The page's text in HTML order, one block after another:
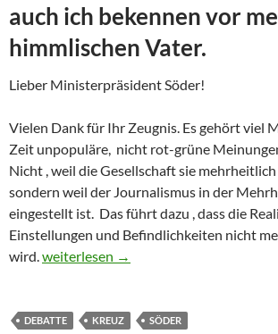
auch ich bekennen vor
himmlischen Vater.
Lieber Ministerpräsident Söder!
Vielen Dank für Ihr Zeugnis. Es gehört viel
Zeit unpopuläre, nicht rot-grüne
Nicht , weil die Gesellschaft sie
sondern weil der Journalismus in der
eingestellt ist. Das führt dazu , dass die
Einstellungen und Befindlichkeiten nicht
wird. Ja zum Kreuz!
weiterlesen →
DEBATTE KREUZ SÖDER